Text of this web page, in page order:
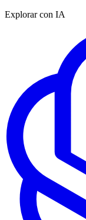
Explorar con IA